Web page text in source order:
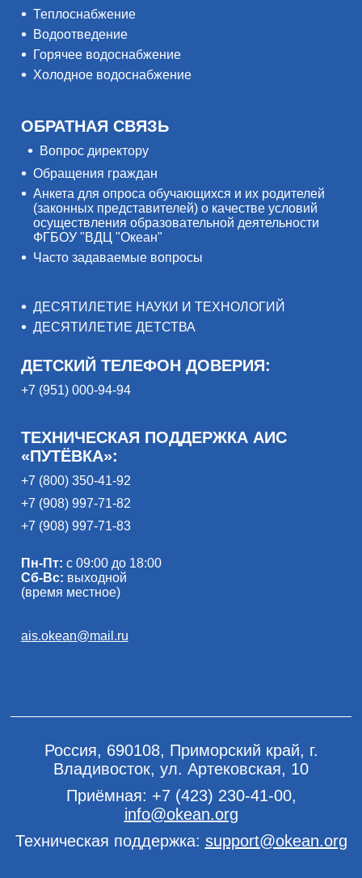
Теплоснабжение
Водоотведение
Горячее водоснабжение
Холодное водоснабжение
ОБРАТНАЯ СВЯЗЬ
Вопрос директору
Обращения граждан
Анкета для опроса обучающихся и их родителей
(законных представителей) о качестве условий
осуществления образовательной деятельности
ФГБОУ "ВДЦ "Океан"
Часто задаваемые вопросы
ДЕСЯТИЛЕТИЕ НАУКИ И ТЕХНОЛОГИЙ
ДЕСЯТИЛЕТИЕ ДЕТСТВА
ДЕТСКИЙ ТЕЛЕФОН ДОВЕРИЯ:
+7 (951) 000-94-94
ТЕХНИЧЕСКАЯ ПОДДЕРЖКА АИС
«ПУТЁВКА»:
+7 (800) 350-41-92
+7 (908) 997-71-82
+7 (908) 997-71-83
Пн-Пт: с 09:00 до 18:00
Сб-Вс: выходной
(время местное)
ais.okean@mail.ru
Россия, 690108, Приморский край, г.
Владивосток, ул. Артековская, 10
Приёмная: +7 (423) 230-41-00,
info@okean.org
Техническая поддержка: support@okean.org